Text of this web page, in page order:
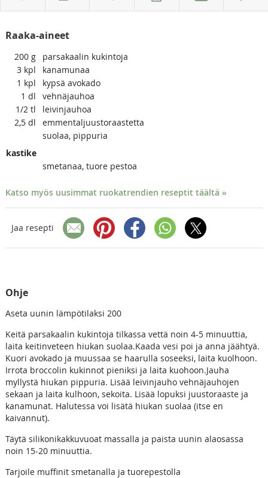
Raaka-aineet
200 g
parsakaalin kukintoja
3 kpl
kanamunaa
1 kpl
kypsä avokado
1 dl
vehnäjauhoa
1/2 tl
leivinjauhoa
2,5 dl
emmentaljuustoraastetta
suolaa, pippuria
kastike
smetanaa, tuore pestoa
Katso myös uusimmat ruokatrendien reseptit täältä »
Jaa resepti
Ohje
Aseta uunin lämpötilaksi 200
Keitä parsakaalin kukintoja tilkassa vettä noin 4-5 minuuttia,
laita keitinveteen hiukan suolaa.Kaada vesi poi ja anna jäähtyä.
Kuori avokado ja muussaa se haarulla soseeksi, laita kuolhoon.
Irrota broccolin kukinnot pieniksi ja laita kuohoon.Jauha
myllystä hiukan pippuria. Lisää leivinjauho vehnäjauhojen
sekaan ja laita kulhoon, sekoita. Lisää lopuksi juustoraaste ja
kanamunat. Halutessa voi lisätä hiukan suolaa (itse en
kaivannut).
Täytä silikonikakkuvuoat massalla ja paista uunin alaosassa
noin 15-20 minuuttia.
Tarjoile muffinit smetanalla ja tuorepestolla